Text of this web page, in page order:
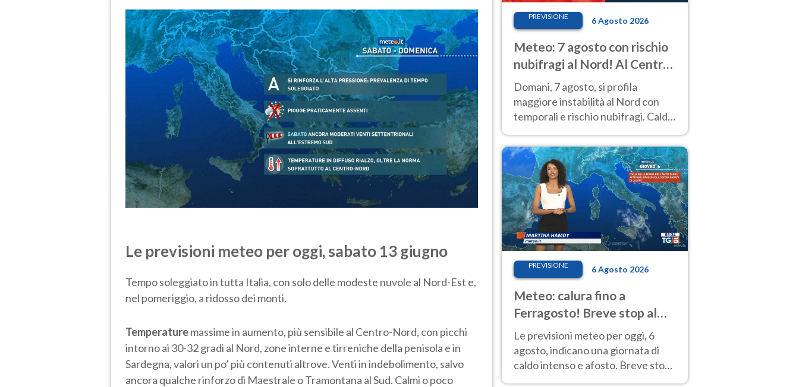
Le previsioni meteo per oggi, sabato 13 giugno
Tempo soleggiato in tutta Italia, con solo delle modeste nuvole al Nord-Est e,
nel pomeriggio, a ridosso dei monti.
Temperaturemassime in aumento, più sensibile al Centro-Nord, con picchi
intorno ai 30-32 gradi al Nord, zone interne e tirreniche della penisola e in
Sardegna, valori un po’ più contenuti altrove. Venti in indebolimento, salvo
ancora qualche rinforzo di Maestrale o Tramontana al Sud. Calmi o poco
PREVISIONE 6 Agosto 2026
Meteo: 7 agosto con rischio
nubifragi al Nord! Al Centro-
Sud caldo estremo
Domani, 7 agosto, si profila
maggiore instabilità al Nord con
temporali e rischio nubifragi. Caldo
previsioni.
PREVISIONE 6 Agosto 2026
Meteo: calura fino a
Ferragosto! Breve stop al
Nord tra 7 e 9 agosto
Le previsioni meteo per oggi, 6
agosto, indicano una giornata di
caldo intenso e afosto. Breve stop